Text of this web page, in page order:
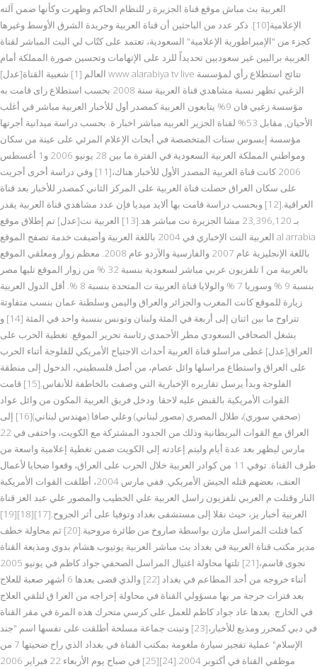
العربية بث مباش موقع قناة الجزيرة ر للنظام الحاكم وظهرت وكأنها ضمن آلته
الإعلامية[10]. ذكر عدد من الباحثين أن قناة العربية وجريدة الشرق الأوسط وغيرها
كجزء من "الإمبراطورية الإعلامية" السعودية، تعتمد على كتّاب لي البث المباشر لقناة
العربية براليين غير سعوديين تحديداً للرد على الإتهامات وتحسين صورة المملكة أمام
العالم [1] شعبية القناة[عدل] www alarabiya tv live نتائج استطلاع رأي لمؤسسة
الزغبي تظهر نسبة مشاهدي قناة العربية سنة 2008 بحسب استطلاع راى قامت به
مؤسسة زغبي فان 9% يتابعون العربية كمصدر أول للأخبار العربية مباشر في أغلب
الأحيان, مقابل 53% لقناة الجزير العربيه مباشر اخبار ة. بحسب دراسة ميدانية أجرتها
مؤسسة إبسوس ستات المتخصصة في أبحاث الإعلام المرئي على عينة من سكان
ومواطني المملكة العربية السعودية في الفترة ما بين 28 يونيو 2006 و1 أغسطس
2006 كانت قناة العربية المصدر الأول للأخبار هناك،[11] وفي دراسة أخرى أجريت
على سكان العراق حصلت قناة العربية على المركز الثاني كمصدر للأخبار بعد قناة
العراقية.[12] وبحسب دراسة قامت بها ألايد ميديا فإن عدد مشاهدي قناة العربية يقدر
بـ 23,396,120 مشا الجزيرة نت مباشر هد.[13] العربية نت[عدل] تم إطلاق موقع
العربية النت الإخباري في 2004 باللغة العربية وأضيفت خدمة تصفح الموقع al arrabia
باللغة الإنجليزية عام 2007 والفارسية والآردو عام 2008. معظم زوار ومعلقي الموقع
بالعربية من ا تلفزيون عربي مباشر لسعودية بنسبة 32 % من زوار الموقع تليها مصر
بنسبة 9 % وسوريا 7 % والولايا قناة العربية ت المتحدة بنسبة 8 %. أقل الدول العربية
زيارة للموقع كانت المغرب والجزائر والعراق واليمن وسلطنة عمان بنسب متفاوتة
تتراوح ما بين اثنان إلى أربعة في المئة ولبنان وتونس بنسبة واحد في المئة [14] و
يشغل الصحافي السعودي مطر الأحمدي رئاسة تحرير الموقع. تغطية الحرب على
العراق[عدل] غطى مراسلو قناة العربية أحداث الاجتياح الأمريكي للفلوجة أثناء الحرب
على العراق واستطاع مراسلها وائل عصام، من أصل فلسطيني، الدخول إلى منطقة
الفلوجة وبدأ يرسل تقاريره الإخبارية التي وصفت بالخاطفة للأنفاس.[15] قامت
القوات الأمريكية بالقبض عليه لاحقا. ودخل فريق العربية المكون من وائل عواد
(صحفي سوري)، طلال المصري (مصور لبناني) وعلي صافا (مهندس لبناني)[16] إلى
العراق مع القوات البريطانية وذلك من الحدود المشتركة مع الكويت، واختفى في 22
مارس ليظهر بعد عدة أيام وليتم إعادته إلى الكويت ضمن تغطية إعلامية واسعة من
طرف القناة. توفي 11 من كوادر العربية خلال الحرب على العراق، وقعوا ضحايا لأعمال
العنف، بعضهم قتله الجيش الأمريكي. ففي مارس 2004، أطلقت القوات الأمريكية
النار وقتلت م العربي تلفزيون راسل العربية علي الخطيب والمصور علي عبد العز قناة
العربية أخبار يز، حيث نقلا إلى مستشفى بغداد وتوفيا على أثر الجروح.[17][18][19]
كما قتلت المراسل مازن بواسطة صاروخ من طائرة مروحية.[20] ثم محاولة خطف
مدير مكتب قناة العربية في بغداد بث مباشر العربية يوتيوب هشام بدوي ومذيعة القناة
نجوى قاسم،[21] تلتها محاولة اغتيال المراسل الصحفي جواد كاظم في يونيو 2005
أثناء خروجه من أحد المطاعم في بغداد [22] والذي قضى بعدها 6 أشهر صعبة للعلاج
بعد فترات حرجة مر بها مسؤولي القناة في محاولة إخراجه من العرا ق لتلقي العلاج
في الخارج. بعدها عاد جواد كاظم للعمل على كرسي متحرك هذه المرة في مقر القناة
في دبي كمحرر ومذيع للأخبار،[23] وتبنت جماعة مسلحة أطلقت على نفسها اسم "جند
الإسلام" عملية تفجير سيارة ملغومة بمكتب القناة في بغداد الذي راح ضحيتها 7 من
موظفي القناة في أكتوبر 2004.[24][25] في صباح يوم الأربعاء 22 فبراير 2006